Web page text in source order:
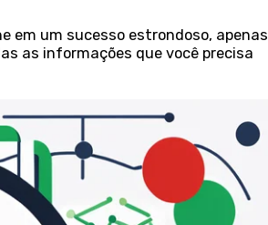
em um sucesso estrondoso, apenas
as informações que você precisa